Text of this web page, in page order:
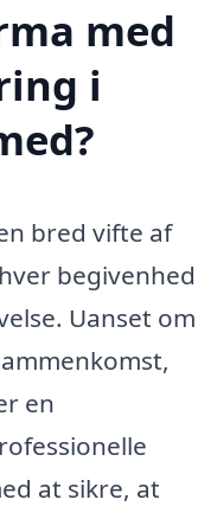
med
i
bred vifte af
begivenhed
Uanset om
en
at sikre, at